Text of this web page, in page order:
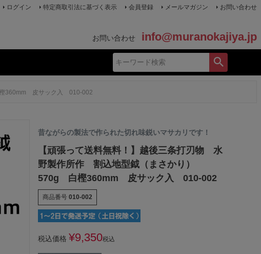
ログイン 特定商取引法に基づく表示 会員登録 メールマガジン お問い合わせ
お問い合わせ info@muranokajiya.jp
樫360mm 皮サック入 010-002
昔ながらの製法で作られた切れ味鋭いマサカリです！
【頑張って送料無料！】越後三条打刃物 水
野製作所作 割込地型鉞（まさかり）
570g 白樫360mm 皮サック入 010-002
商品番号 010-002
税込価格 ¥9,350税込